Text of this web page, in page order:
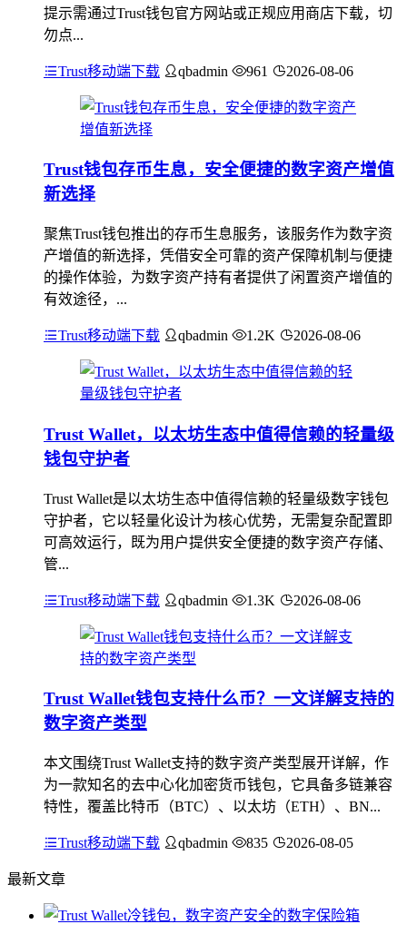
提示需通过Trust钱包官方网站或正规应用商店下载，切
勿点...
Trust移动端下载 qbadmin 961 2026-08-06
Trust钱包存币生息，安全便捷的数字资产增值
新选择
聚焦Trust钱包推出的存币生息服务，该服务作为数字资
产增值的新选择，凭借安全可靠的资产保障机制与便捷
的操作体验，为数字资产持有者提供了闲置资产增值的
有效途径，...
Trust移动端下载 qbadmin 1.2K 2026-08-06
Trust Wallet，以太坊生态中值得信赖的轻量级
钱包守护者
Trust Wallet是以太坊生态中值得信赖的轻量级数字钱包
守护者，它以轻量化设计为核心优势，无需复杂配置即
可高效运行，既为用户提供安全便捷的数字资产存储、
管...
Trust移动端下载 qbadmin 1.3K 2026-08-06
Trust Wallet钱包支持什么币？一文详解支持的
数字资产类型
本文围绕Trust Wallet支持的数字资产类型展开详解，作
为一款知名的去中心化加密货币钱包，它具备多链兼容
特性，覆盖比特币（BTC）、以太坊（ETH）、BN...
Trust移动端下载 qbadmin 835 2026-08-05
最新文章